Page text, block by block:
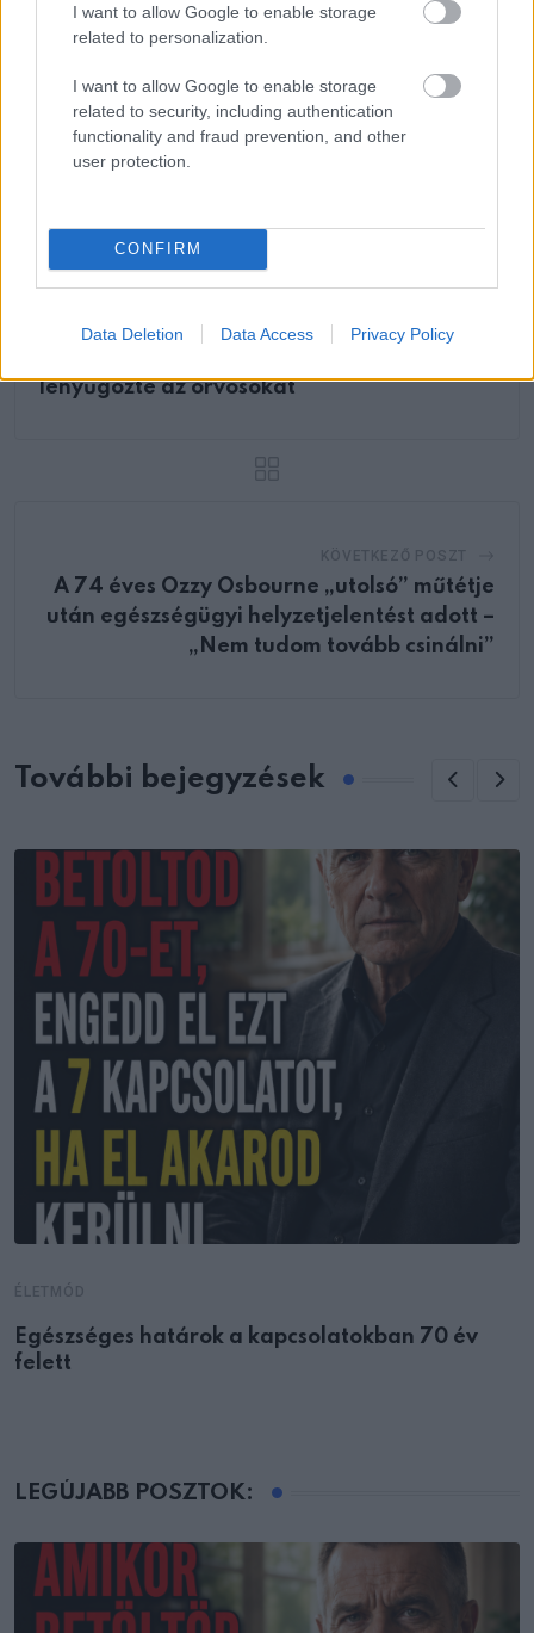
I want to allow Google to enable storage
related to personalization.
I want to allow Google to enable storage
related to security, including authentication
functionality and fraud prevention, and other
user protection.
CONFIRM
Data Deletion Data Access Privacy Policy
Oszd meg ezt a posztot:
WhatsappReddit Share
via
csodával határos módon gyógyult meg a
lenyűgözte az orvosokat
A 74 éves Ozzy Osbourne „utolsó” műtétje
után egészségügyi helyzetjelentést adott –
„Nem tudom tovább csinálni”
További bejegyzések
Egészséges határok a kapcsolatokban 70 év
felett
LEGÚJABB POSZTOK: